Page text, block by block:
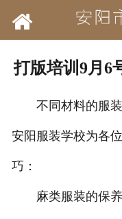
打版培训9月6
不同材料的服装
安阳服装学校为各
巧：
麻类服装的保养